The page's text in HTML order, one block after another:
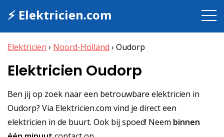
⚡ Elektricien.com
Elektricien › Noord-Holland › Oudorp
Elektricien Oudorp
Ben jij op zoek naar een betrouwbare elektricien in
Oudorp? Via Elektricien.com vind je direct een
elektricien in de buurt. Ook bij spoed! Neem binnen